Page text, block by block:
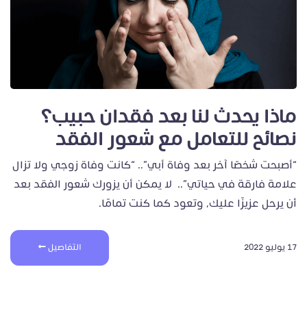
ماذا يحدث لنا بعد فقدان حبيب؟
نصائح للتعامل مع شعور الفقد
“أصبحت شخصًا آخر بعد وفاة أبي”.. “كانت وفاة زوجي ولا تزال
علامة فارقة في حياتي”.. لا يمكن أن يزورك شعور الفقد بعد
أن يرحل عزيزًا عليك، وتعود كما كنت تمامًا.
17 يوليو 2022 التفاصيل